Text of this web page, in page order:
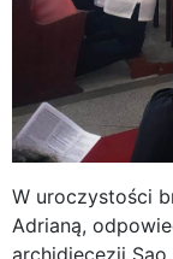
W uroczystości
Adrianą,
archidiecezji